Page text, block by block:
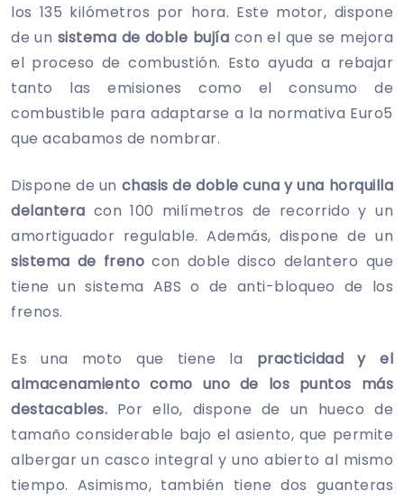
los 135 kilómetros por hora. Este motor, dispone
de un sistema de doble bujía con el que se mejora
el proceso de combustión. Esto ayuda a rebajar
tanto las emisiones como el consumo de
combustible para adaptarse a la normativa Euro5
que acabamos de nombrar.
Dispone de un chasis de doble cuna y una horquilla
delantera con 100 milímetros de recorrido y un
amortiguador regulable. Además, dispone de un
sistema de frenocon doble disco delantero que
tiene un sistema ABS o de anti-bloqueo de los
frenos.
Es una moto que tiene la practicidad y el
almacenamiento como uno de los puntos más
destacables. Por ello, dispone de un hueco de
tamaño considerable bajo el asiento, que permite
albergar un casco integral y uno abierto al mismo
tiempo. Asimismo, también tiene dos guanteras